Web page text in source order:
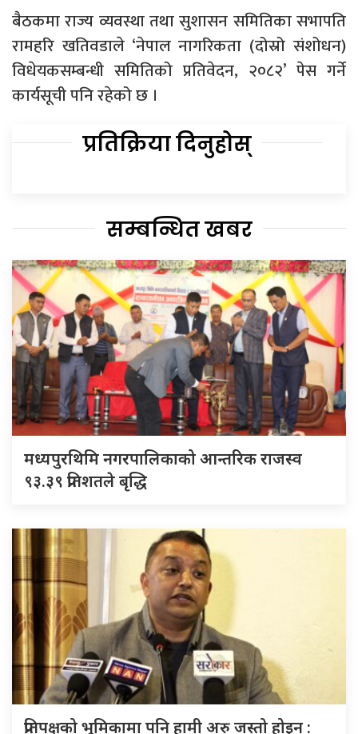
बैठकमा राज्य व्यवस्था तथा सुशासन समितिका सभापति
रामहरि खतिवडाले ‘नेपाल नागरिकता (दोस्रो संशोधन)
विधेयकसम्बन्धी समितिको प्रतिवेदन, २०८२’ पेस गर्ने
कार्यसूची पनि रहेको छ ।
प्रतिक्रिया दिनुहोस्
सम्बन्धित खबर
मध्यपुरथिमि नगरपालिकाको आन्तरिक राजस्व
९३.३९ प्रतिशतले बृद्धि
प्रतिपक्षको भूमिकामा पनि हामी अरु जस्तो होइन :